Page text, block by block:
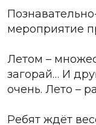
мероприятие
Летом –
загорай… И
очень. Лето –
Ребят ждёт